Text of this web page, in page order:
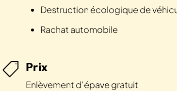
Destruction écologique de
Rachat automobile
 Prix
Enlèvement d’épave gratuit